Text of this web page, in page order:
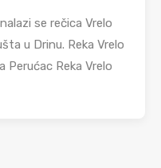
se rečica Vrelo
u Drinu. Reka Vrelo
Perućac Reka Vrelo